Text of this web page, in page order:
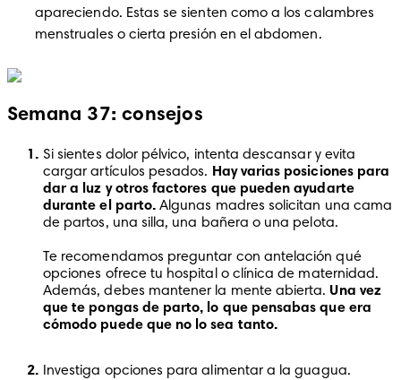
apareciendo. Estas se sienten como a los calambres
menstruales o cierta presión en el abdomen.
Semana 37: consejos
Si sientes dolor pélvico, intenta descansar y evita
cargar artículos pesados. Hay varias posiciones para
dar a luz y otros factores que pueden ayudarte
durante el parto. Algunas madres solicitan una cama
de partos, una silla, una bañera o una pelota.
Te recomendamos preguntar con antelación qué
opciones ofrece tu hospital o clínica de maternidad.
Además, debes mantener la mente abierta. Una vez
que te pongas de parto, lo que pensabas que era
cómodo puede que no lo sea tanto.